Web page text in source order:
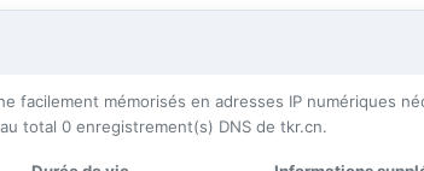
facilement mémorisés en adresses IP numériques
total 0 enregistrement(s) DNS de tkr.cn.